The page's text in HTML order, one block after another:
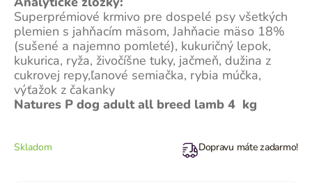
Natures P dog adult all breed lamb 4 kg
Superprémiové krmivo pre dospelé psy všetkých
plemien s jahňacím mäsom, Jahňacie mäso 18%
(sušené a najemno pomleté), kukuričný lepok,
kukurica, ryža, živočíšne tuky, jačmeň, dužina z
cukrovej repy,ľanové semiačka, rybia múčka,
výťažok z čakanky
Skladom Dopravu máte zadarmo!